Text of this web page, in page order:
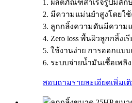
1. ผลิตภัณฑ์สำเร็จรูปมีลัก
2. มีความแม่นยำสูงโดยใ
3. ลูกกลิ้งความดันมีความแ
4. Zero loss พื้นผิวลูกกลิ้ง
5. ใช้งานง่าย การออกแบ
6. ระบบจ่ายน้ำมันเชื้อเ
สอบถามรายละเอียดเพิ่มเ